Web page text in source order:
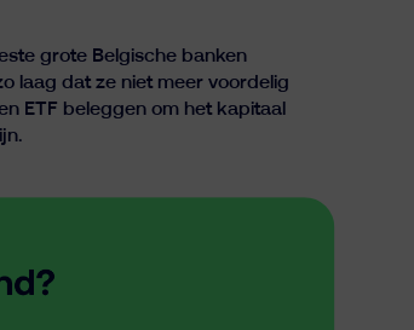
grote Belgische banken
laag dat ze niet meer voordelig
ETF beleggen om het kapitaal